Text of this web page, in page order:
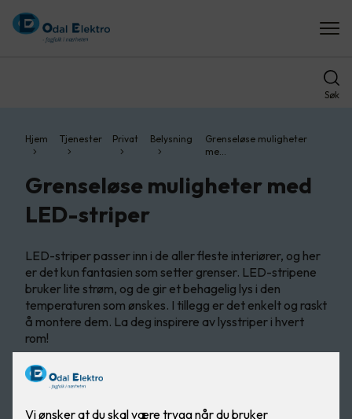
Søk
Hjem Tjenester Privat Belysning
Grenseløse muligheter
me…
Grenseløse muligheter med
LED-striper
LED-striper passer inn i de aller fleste interiører, og her
er det kun fantasien som setter grenser.​ LED-stripene
bruker lite strøm, og de gir et behagelig lys i den
temperaturen som ønskes. I tillegg er det enkelt og raskt
å montere dem.​ La deg inspirere av lysstriper i hvert
rom!